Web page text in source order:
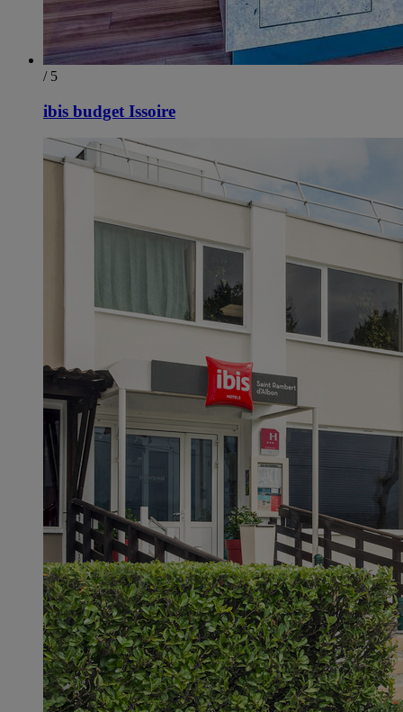
/ 5
ibis budget Issoire